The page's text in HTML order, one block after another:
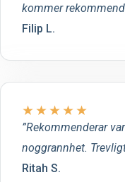
kommer
Filip L.
★★★★★
Rekommenderar
noggrannhet.
Ritah S.